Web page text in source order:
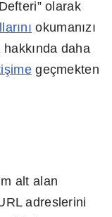
olarak
okumanızı
daha
geçmekten
alt alan
adreslerini